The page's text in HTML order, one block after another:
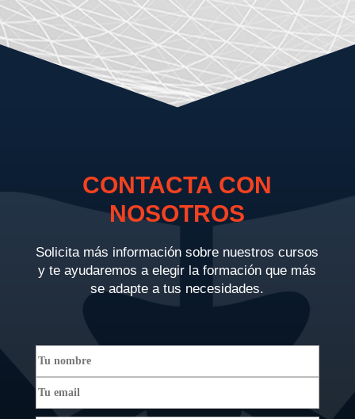
CONTACTA CON
NOSOTROS
Solicita más información sobre nuestros cursos
y te ayudaremos a elegir la formación que más
se adapte a tus necesidades.